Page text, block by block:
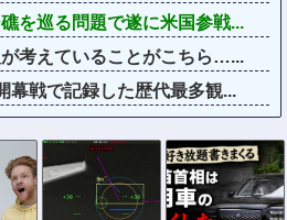
を巡る問題で遂に米国参戦...
考えていることがこちら…...
幕戦で記録した歴代最多観...